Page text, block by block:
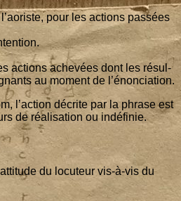
l’ao­riste, pour les actions pas­sées
actions ache­vées dont les résul­
au moment de l’énonciation.
l’ac­tion décrite par la phrase est
de réa­li­sa­tion ou indéfinie.
du locu­teur vis-à-vis du